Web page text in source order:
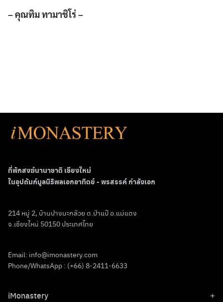
– คุณทิม ทามาชิโร่ –
ที่พักสงฆ์นานาชาติ เชียงใหม่
ในอุปถัมภ์มูลนิธิพลเอกอาทิตย์ - พรสรรค์ กำลังเอก
214 หมู่ 2, บ้านปางมะกล้วย ต.ป่าแป๋ อ.แม่แตง
จ.เชียงใหม่ 50150 ประเทศไทย
Email: info@imonastery.com
Phone/WhatsApp : (+66) 8-2411-6633
iMonastery